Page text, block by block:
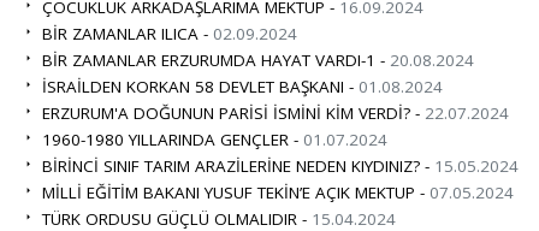
ÇOCUKLUK ARKADAŞLARIMA MEKTUP - 16.09.2024
BİR ZAMANLAR ILICA - 02.09.2024
BİR ZAMANLAR ERZURUMDA HAYAT VARDI-1 - 20.08.2024
İSRAİLDEN KORKAN 58 DEVLET BAŞKANI - 01.08.2024
ERZURUM'A DOĞUNUN PARİSİ İSMİNİ KİM VERDİ? - 22.07.2024
1960-1980 YILLARINDA GENÇLER - 01.07.2024
BİRİNCİ SINIF TARIM ARAZİLERİNE NEDEN KIYDINIZ? - 15.05.2024
MİLLİ EĞİTİM BAKANI YUSUF TEKİN’E AÇIK MEKTUP - 07.05.2024
TÜRK ORDUSU GÜÇLÜ OLMALIDIR - 15.04.2024